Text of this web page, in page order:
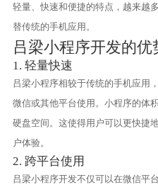
轻量、快速和便捷的特点，越来越
替传统的手机应用。
吕梁小程序开发的优
1. 轻量快速
吕梁小程序相较于传统的手机应用
微信或其他平台使用。小程序的体
硬盘空间。这使得用户可以更快捷
户体验。
2. 跨平台使用
吕梁小程序开发不仅可以在微信平